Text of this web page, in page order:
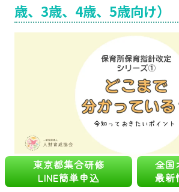
歳、3歳、4歳、5歳向け）
東京都集合研修
LINE簡単申込
全国
最新